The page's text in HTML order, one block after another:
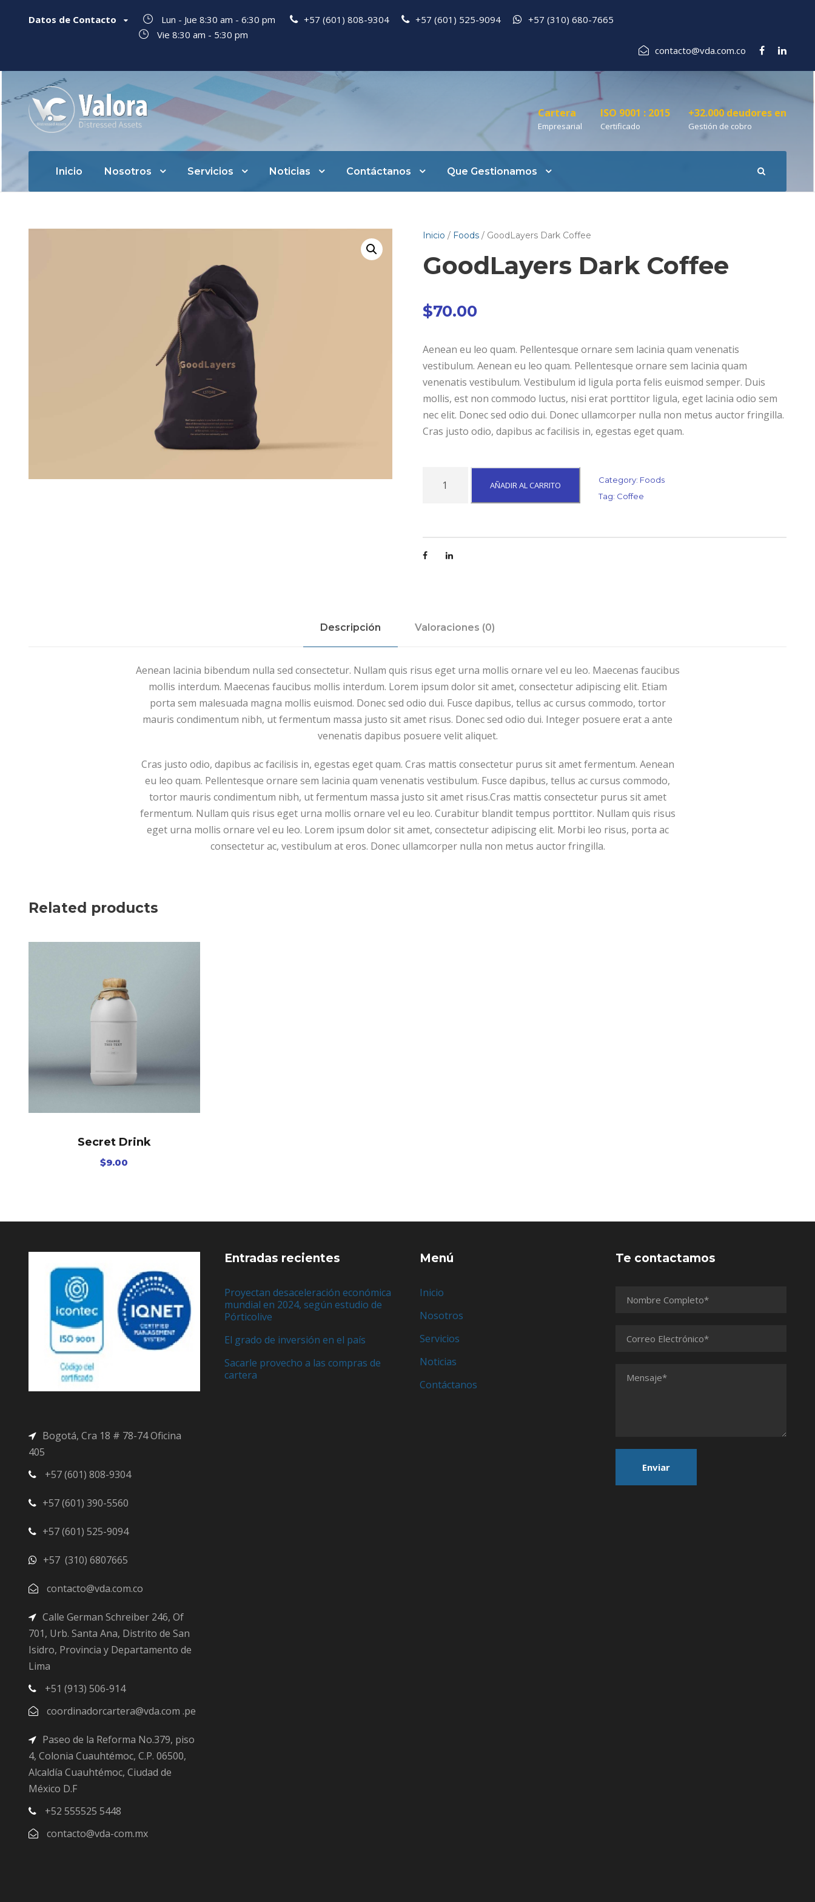
Datos de Contacto Lun - Jue 8:30 am - 6:30 pm +57 (601) 808-9304 +57 (601) 525-9094
+57 (310) 680-7665
Vie 8:30 am - 5:30 pm
contacto@vda.com.co
Cartera
Empresarial
ISO 9001 : 2015
Certificado
+32.000 deudores en
Gestión de cobro
Inicio Nosotros Servicios Noticias Contáctanos Que Gestionamos
Inicio / Foods / GoodLayers Dark Coffee
GoodLayers Dark Coffee
$70.00
Aenean eu leo quam. Pellentesque ornare sem lacinia quam venenatis
vestibulum. Aenean eu leo quam. Pellentesque ornare sem lacinia quam
venenatis vestibulum. Vestibulum id ligula porta felis euismod semper. Duis
mollis, est non commodo luctus, nisi erat porttitor ligula, eget lacinia odio sem
nec elit. Donec sed odio dui. Donec ullamcorper nulla non metus auctor fringilla.
Cras justo odio, dapibus ac facilisis in, egestas eget quam.
L
a
r
k
C
o
f
e
e
c
a
n
t
AÑADIR AL CARRITO Category: Foods
Tag: Coffee
Descripción Valoraciones (0)
Aenean lacinia bibendum nulla sed consectetur. Nullam quis risus eget urna mollis ornare vel eu leo. Maecenas faucibus
mollis interdum. Maecenas faucibus mollis interdum. Lorem ipsum dolor sit amet, consectetur adipiscing elit. Etiam
porta sem malesuada magna mollis euismod. Donec sed odio dui. Fusce dapibus, tellus ac cursus commodo, tortor
mauris condimentum nibh, ut fermentum massa justo sit amet risus. Donec sed odio dui. Integer posuere erat a ante
venenatis dapibus posuere velit aliquet.
Cras justo odio, dapibus ac facilisis in, egestas eget quam. Cras mattis consectetur purus sit amet fermentum. Aenean
eu leo quam. Pellentesque ornare sem lacinia quam venenatis vestibulum. Fusce dapibus, tellus ac cursus commodo,
tortor mauris condimentum nibh, ut fermentum massa justo sit amet risus.Cras mattis consectetur purus sit amet
fermentum. Nullam quis risus eget urna mollis ornare vel eu leo. Curabitur blandit tempus porttitor. Nullam quis risus
eget urna mollis ornare vel eu leo. Lorem ipsum dolor sit amet, consectetur adipiscing elit. Morbi leo risus, porta ac
consectetur ac, vestibulum at eros. Donec ullamcorper nulla non metus auctor fringilla.
Related products
Secret Drink
$9.00
Bogotá, Cra 18 # 78-74 Oficina
405
+57 (601) 808-9304
+57 (601) 390-5560
+57 (601) 525-9094
+57 (310) 6807665
contacto@vda.com.co
Calle German Schreiber 246, Of
701, Urb. Santa Ana, Distrito de San
Isidro, Provincia y Departamento de
Lima
+51 (913) 506-914
coordinadorcartera@vda.com .pe
Paseo de la Reforma No.379, piso
4, Colonia Cuauhtémoc, C.P. 06500,
Alcaldía Cuauhtémoc, Ciudad de
México D.F
+52 555525 5448
contacto@vda-com.mx
Entradas recientes
Proyectan desaceleración económica
mundial en 2024, según estudio de
Pórticolive
El grado de inversión en el país
Sacarle provecho a las compras de
cartera
Menú
Inicio
Nosotros
Servicios
Noticias
Contáctanos
Te contactamos